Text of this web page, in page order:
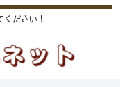
ださい！